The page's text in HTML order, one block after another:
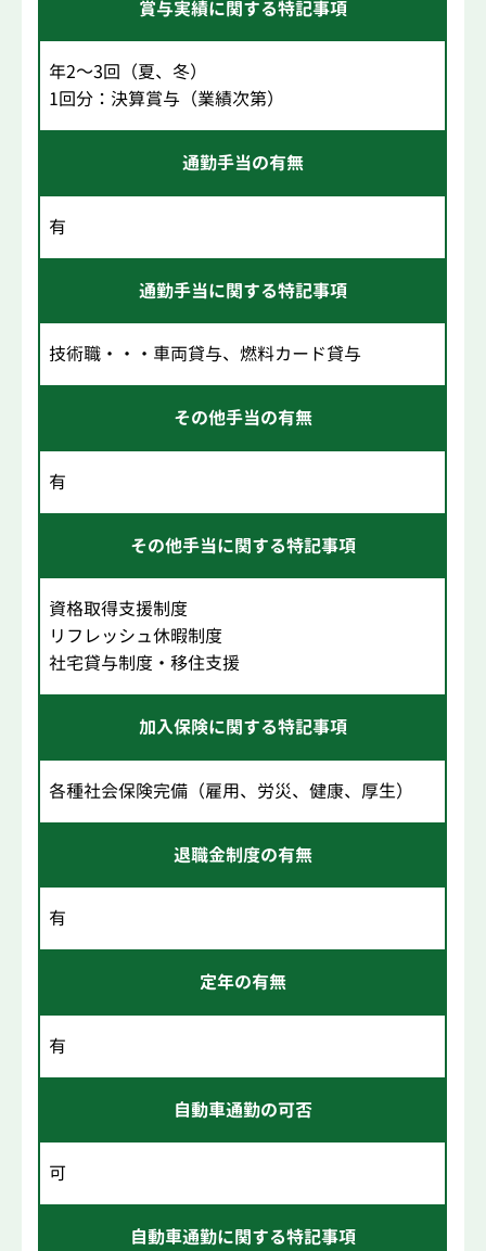
賞与実績に関する特記事項
年2～3回（夏、冬）
1回分：決算賞与（業績次第）
通勤手当の有無
有
通勤手当に関する特記事項
技術職・・・車両貸与、燃料カード貸与
その他手当の有無
有
その他手当に関する特記事項
資格取得支援制度
リフレッシュ休暇制度
社宅貸与制度・移住支援
加入保険に関する特記事項
各種社会保険完備（雇用、労災、健康、厚生）
退職金制度の有無
有
定年の有無
有
自動車通勤の可否
可
自動車通勤に関する特記事項